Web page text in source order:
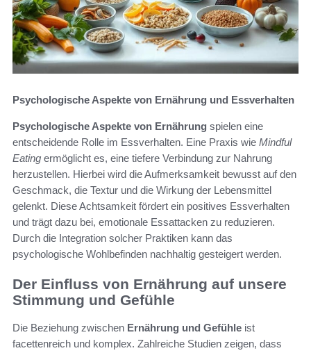
Psychologische Aspekte von Ernährung und Essverhalten
Psychologische Aspekte von Ernährung spielen eine
entscheidende Rolle im Essverhalten. Eine Praxis wie Mindful
Eating ermöglicht es, eine tiefere Verbindung zur Nahrung
herzustellen. Hierbei wird die Aufmerksamkeit bewusst auf den
Geschmack, die Textur und die Wirkung der Lebensmittel
gelenkt. Diese Achtsamkeit fördert ein positives Essverhalten
und trägt dazu bei, emotionale Essattacken zu reduzieren.
Durch die Integration solcher Praktiken kann das
psychologische Wohlbefinden nachhaltig gesteigert werden.
Der Einfluss von Ernährung auf unsere
Stimmung und Gefühle
Die Beziehung zwischen Ernährung und Gefühle ist
facettenreich und komplex. Zahlreiche Studien zeigen, dass